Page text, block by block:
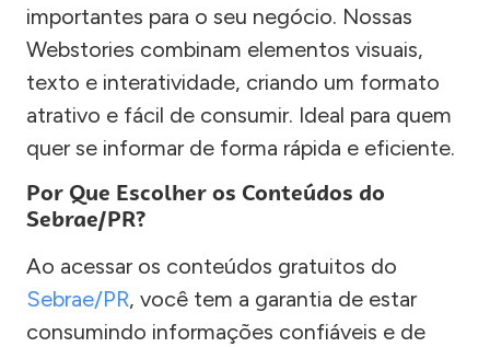
importantes para o seu negócio. Nossas
Webstories combinam elementos visuais,
texto e interatividade, criando um formato
atrativo e fácil de consumir. Ideal para quem
quer se informar de forma rápida e eficiente.
Por Que Escolher os Conteúdos do
Sebrae/PR?
Ao acessar os conteúdos gratuitos do
Sebrae/PR, você tem a garantia de estar
consumindo informações confiáveis e de